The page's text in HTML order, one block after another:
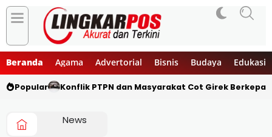
Beranda Agama Advertorial Bisnis Budaya Edukasi
Popular Konflik PTPN dan Masyarakat Cot Girek
News